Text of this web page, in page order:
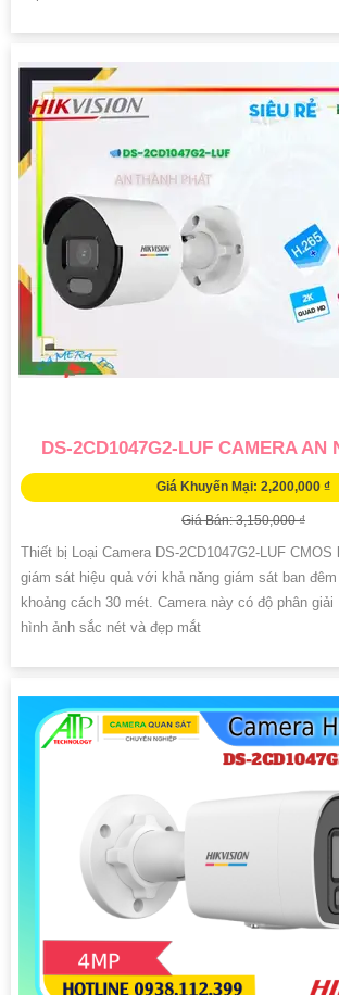
DS-2CD1047G2-LUF CAMERA AN
Giá Khuyến Mại: 2,200,000 ₫
Giá Bán: 3,150,000 ₫
Thiết bị Loại Camera DS-2CD1047G2-LUF CMOS
giám sát hiệu quả với khả năng giám sát ban
khoảng cách 30 mét. Camera này có độ phân
hình ảnh sắc nét và đẹp mắt